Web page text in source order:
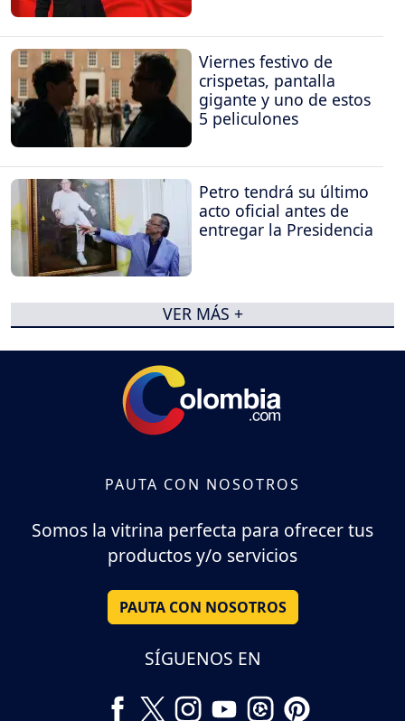
Viernes festivo de
crispetas, pantalla
gigante y uno de estos
5 peliculones
Petro tendrá su último
acto oficial antes de
entregar la Presidencia
VER MÁS +
PAUTA CON NOSOTROS
Somos la vitrina perfecta para ofrecer tus
productos y/o servicios
PAUTA CON NOSOTROS
SÍGUENOS EN